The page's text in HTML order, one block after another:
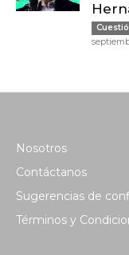
Nosotros
Contáctanos
Sugerencias de
Términos y